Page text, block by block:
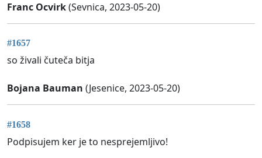
Franc Ocvirk(Sevnica, 2023-05-20)
#1657
so živali čuteča bitja
Bojana Bauman (Jesenice, 2023-05-20)
#1658
Podpisujem ker je to nesprejemljivo!